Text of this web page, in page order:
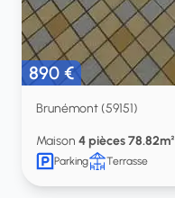
890 €
Brunémont (59151)
Maison 4 pièces 78.82m²
Parking Terrasse